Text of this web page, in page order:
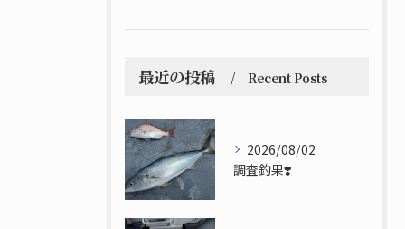
最近の投稿 Recent Posts
2026/08/02
調査釣果❣️